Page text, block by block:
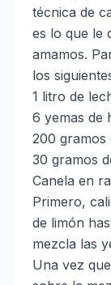
técnica de
es lo que le
amamos.
los
1 litro de
6 yemas de
200 gramos
30 gramos
Canela en
Primero,
de limón
mezcla las
Una vez